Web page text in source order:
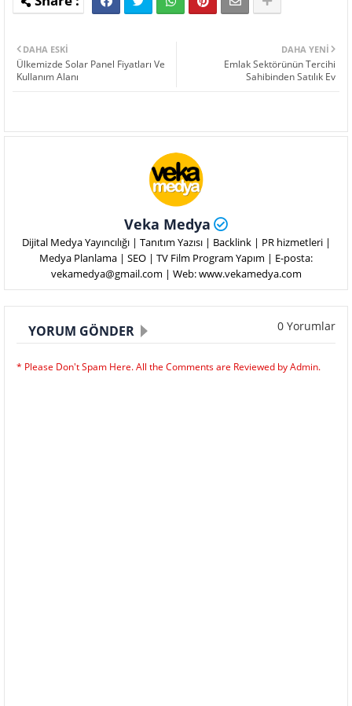
DAHA YENI
Emlak Sektörünün Tercihi
Sahibinden Satılık Ev
DAHA ESKI
Ülkemizde Solar Panel Fiyatları Ve
Kullanım Alanı
Veka Medya
Dijital Medya Yayıncılığı | Tanıtım Yazısı | Backlink | PR hizmetleri |
Medya Planlama | SEO | TV Film Program Yapım | E-posta:
vekamedya@gmail.com | Web: www.vekamedya.com
YORUM GÖNDER 0 Yorumlar
* Please Don't Spam Here. All the Comments are Reviewed by Admin.